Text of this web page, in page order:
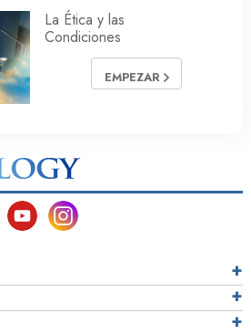
La Ética y las
Condiciones
EMPEZAR